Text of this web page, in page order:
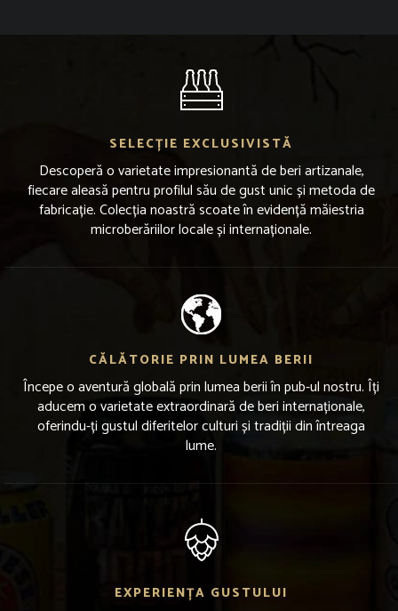
SELECȚIE EXCLUSIVISTĂ
Descoperă o varietate impresionantă de beri artizanale,
fiecare aleasă pentru profilul său de gust unic și metoda de
fabricație. Colecția noastră scoate în evidență măiestria
microberăriilor locale și internaționale.
CĂLĂTORIE PRIN LUMEA BERII
Începe o aventură globală prin lumea berii în pub-ul nostru. Îți
aducem o varietate extraordinară de beri internaționale,
oferindu-ți gustul diferitelor culturi și tradiții din întreaga
lume.
EXPERIENȚA GUSTULUI